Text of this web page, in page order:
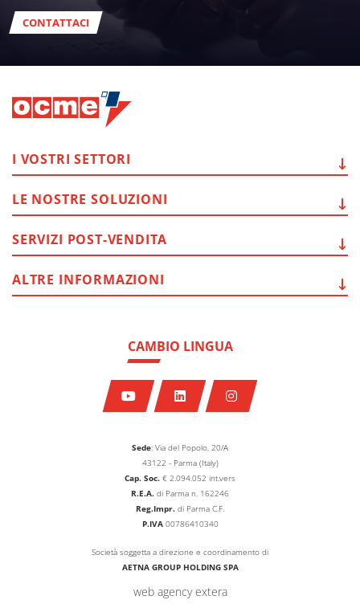
CONTATTACI
Sede: Via del Popolo, 20/A
43122 - Parma (Italy)
Cap. Soc. € 2.094.052 int.vers
R.E.A. di Parma n. 162246
Reg.Impr. di Parma C.F.
P.IVA00786410340
Società soggetta a direzione e coordinamento di
AETNA GROUP HOLDING SPA
web agency extera
CAMBIO LINGUA
I VOSTRI SETTORI
LE NOSTRE SOLUZIONI
SERVIZI POST-VENDITA
ALTRE INFORMAZIONI